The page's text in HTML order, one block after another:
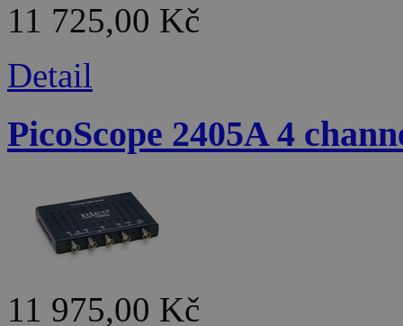
11 725,00 Kč
Detail
PicoScope 2405A 4
11 975,00 Kč